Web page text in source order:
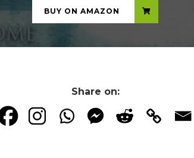
BUY ON AMAZON
Share on: